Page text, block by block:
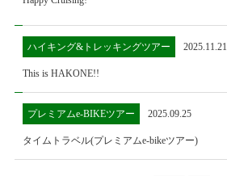
ハイキング&トレッキングツアー 2025.11.21
This is HAKONE!!
プレミアムe-BIKEツアー 2025.09.25
タイムトラベル(プレミアムe-bikeツアー)